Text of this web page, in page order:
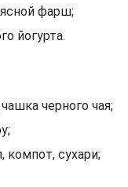
фарш;
йогурта.
черного чая;
компот, сухари;